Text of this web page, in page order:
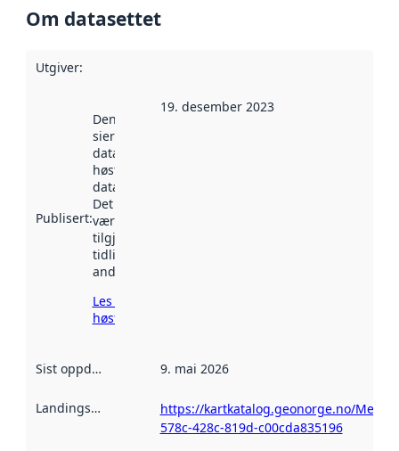
Om datasettet
Utgiver:
Publisert:
Denne datoen
sier når
datasettet ble
høstet av
data.norge.no.
Det kan ha
vært
tilgjengelig
tidligere
andre steder.
Les mer om
høsting her
19. desember 2023
Sist oppdatert 9. mai 2026
Landingsside
https://kartkatalog.geonorge.no/
578c-428c-819d-c00cda835196